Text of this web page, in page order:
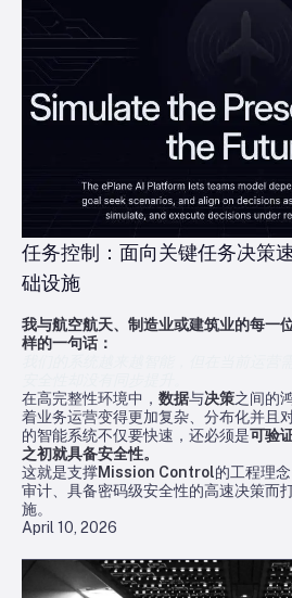
April 10, 2026
任务控制：面向关键任务决策
础设施
我与航空航天、制造业或建筑业的每一
样的一句话：
在高完整性环境中， 数据与决策之间的
着业务运营变得更加复杂、分布化并且
的智能系统不仅要快速，还必须是可验
之初就具备安全性。
这就是支撑Mission Control的工程理
审计、具备密码级安全性的高速决策而
施。